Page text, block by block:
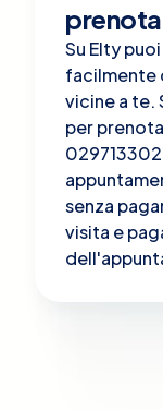
Su Elty
facilmente
vicine a te.
per
senza
visita e